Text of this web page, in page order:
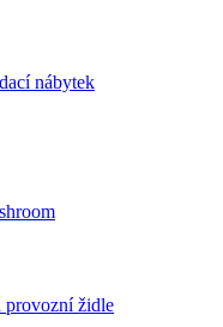
nábytek
provozní židle